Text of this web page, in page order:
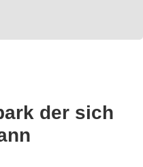
der sich